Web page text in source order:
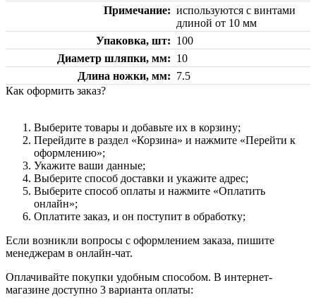
Примечание
используются с винтами
длиной от 10 мм
Упаковка, шт
100
Диаметр шляпки, мм
10
Длина ножки, мм
7.5
Как оформить заказ?
Выберите товары и добавьте их в корзину;
Перейдите в раздел «Корзина» и нажмите «Перейти к
оформлению»;
Укажите ваши данные;
Выберите способ доставки и укажите адрес;
Выберите способ оплаты и нажмите «Оплатить
онлайн»;
Оплатите заказ, и он поступит в обработку;
Если возникли вопросы с оформлением заказа, пишите
менеджерам в онлайн-чат.
Оплачивайте покупки удобным способом. В интернет-
магазине доступно 3 варианта оплаты: